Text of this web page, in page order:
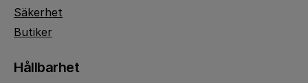
Säkerhet
Butiker
Hållbarhet